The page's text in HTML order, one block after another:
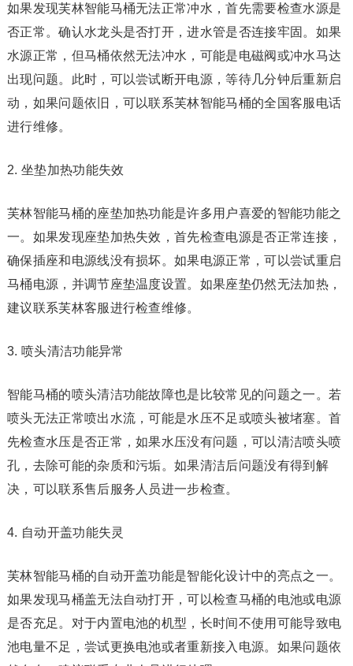
如果发现芙林智能马桶无法正常冲水，首先需要检查水源是
否正常。确认水龙头是否打开，进水管是否连接牢固。如果
水源正常，但马桶依然无法冲水，可能是电磁阀或冲水马达
出现问题。此时，可以尝试断开电源，等待几分钟后重新启
动，如果问题依旧，可以联系芙林智能马桶的全国客服电话
进行维修。
2. 坐垫加热功能失效
芙林智能马桶的座垫加热功能是许多用户喜爱的智能功能之
一。如果发现座垫加热失效，首先检查电源是否正常连接，
确保插座和电源线没有损坏。如果电源正常，可以尝试重启
马桶电源，并调节座垫温度设置。如果座垫仍然无法加热，
建议联系芙林客服进行检查维修。
3. 喷头清洁功能异常
智能马桶的喷头清洁功能故障也是比较常见的问题之一。若
喷头无法正常喷出水流，可能是水压不足或喷头被堵塞。首
先检查水压是否正常，如果水压没有问题，可以清洁喷头喷
孔，去除可能的杂质和污垢。如果清洁后问题没有得到解
决，可以联系售后服务人员进一步检查。
4. 自动开盖功能失灵
芙林智能马桶的自动开盖功能是智能化设计中的亮点之一。
如果发现马桶盖无法自动打开，可以检查马桶的电池或电源
是否充足。对于内置电池的机型，长时间不使用可能导致电
池电量不足，尝试更换电池或者重新接入电源。如果问题依